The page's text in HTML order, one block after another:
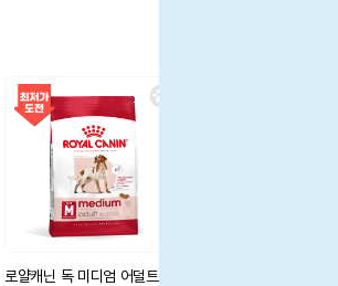
로얄캐닌 독 미디엄 어덜트 10